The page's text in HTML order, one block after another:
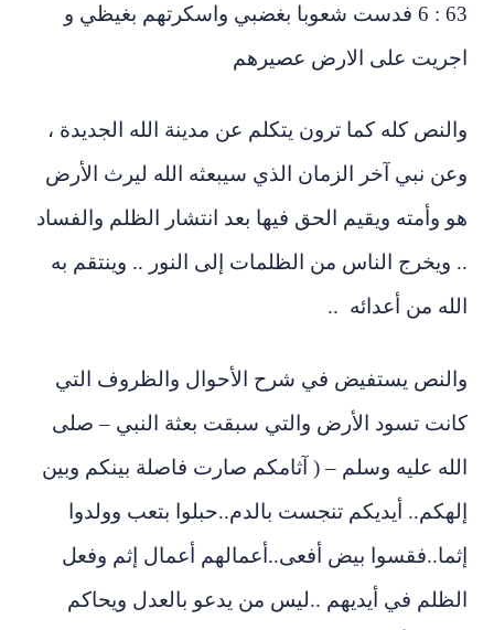
63 : 6 فدست شعوبا بغضبي واسكرتهم بغيظي و
على الارض عصيرهم
كله كما ترون يتكلم عن مدينة الله الجديدة ،
نبي آخر الزمان الذي سيبعثه الله ليرث الأرض
وأمته ويقيم الحق فيها بعد انتشار الظلم والفساد
ويخرج الناس من الظلمات إلى النور .. وينتقم به
من أعدائه ..
يستفيض في شرح الأحوال والظروف التي
تسود الأرض والتي سبقت بعثة النبي – صلى
عليه وسلم – ( آثامكم صارت فاصلة بينكم وبين
أيديكم تنجست بالدم..حبلوا بتعب وولدوا
بيض أفعى..أعمالهم أعمال إثم وفعل
في أيديهم ..ليس من يدعو بالعدل ويحاكم